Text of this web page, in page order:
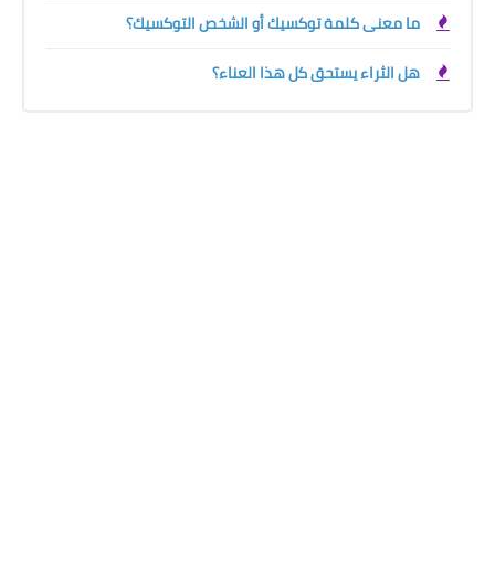
ما معنى كلمة توكسيك أو الشخص التوكسيك؟
هل الثراء يستحق كل هذا العناء؟